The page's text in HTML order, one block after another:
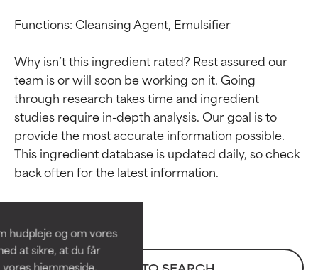
hudpleje og om vores
at sikre, at du får
hjemmeside.
Functions: Cleansing Agent, Emulsifier
Why isn’t this ingredient rated? Rest assured our
team is or will soon be working on it. Going
through research takes time and ingredient
studies require in-depth analysis. Our goal is to
provide the most accurate information possible.
This ingredient database is updated daily, so check
Ratings af
ingredienser
Dokumenteret og understøttet
af uafhængige studier.
Fremragende aktiv ingrediens til
Ratings af
ingredienser
Dokumenteret og understøttet
af uafhængige studier.
Fremragende aktiv ingrediens til